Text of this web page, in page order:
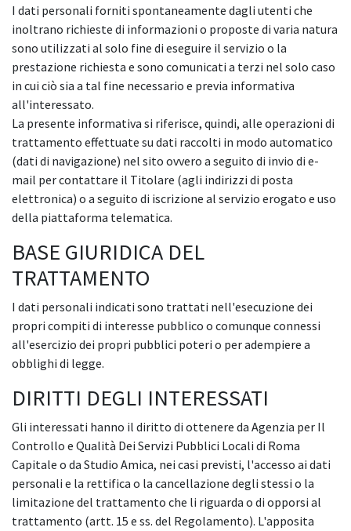
I dati personali forniti spontaneamente dagli utenti che
inoltrano richieste di informazioni o proposte di varia natura
sono utilizzati al solo fine di eseguire il servizio o la
prestazione richiesta e sono comunicati a terzi nel solo caso
in cui ciò sia a tal fine necessario e previa informativa
all'interessato.
La presente informativa si riferisce, quindi, alle operazioni di
trattamento effettuate su dati raccolti in modo automatico
(dati di navigazione) nel sito ovvero a seguito di invio di e-
mail per contattare il Titolare (agli indirizzi di posta
elettronica) o a seguito di iscrizione al servizio erogato e uso
della piattaforma telematica.
BASE GIURIDICA DEL
TRATTAMENTO
I dati personali indicati sono trattati nell'esecuzione dei
propri compiti di interesse pubblico o comunque connessi
all'esercizio dei propri pubblici poteri o per adempiere a
obblighi di legge.
DIRITTI DEGLI INTERESSATI
Gli interessati hanno il diritto di ottenere da Agenzia per Il
Controllo e Qualità Dei Servizi Pubblici Locali di Roma
Capitale o da Studio Amica, nei casi previsti, l'accesso ai dati
personali e la rettifica o la cancellazione degli stessi o la
limitazione del trattamento che li riguarda o di opporsi al
trattamento (artt. 15 e ss. del Regolamento). L'apposita